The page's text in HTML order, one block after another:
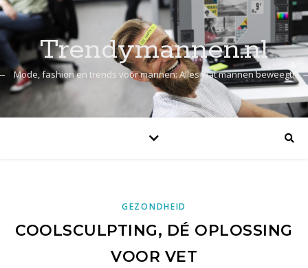
Trendymannen.nl
Mode, fashion en trends voor mannen: Alles wat mannen beweegt!
GEZONDHEID
COOLSCULPTING, DÉ OPLOSSING
VOOR VET